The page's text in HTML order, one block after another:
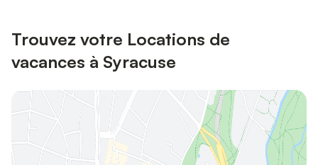
Trouvez votre Locations de
vacances à Syracuse